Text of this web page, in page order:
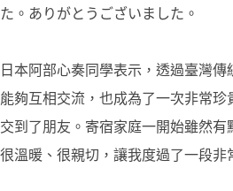
た。ありがとうございました。
日本阿部心奏同學表示，透過臺灣
能夠互相交流，也成為了一次非常
交到了朋友。寄宿家庭一開始雖然
很溫暖、很親切，讓我度過了一段非